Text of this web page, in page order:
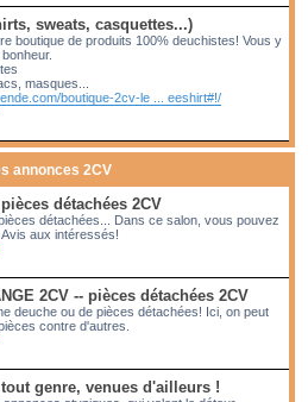
sweats, casquettes...)
boutique de produits 100% deuchistes! Vous y
masques...
boutique-2cv-le ... eeshirt#!/
annonces 2CV
détachées 2CV
détachées... Dans ce salon, vous pouvez
aux intéressés!
2CV -- pièces détachées 2CV
deuche ou de pièces détachées! Ici, on peut
contre d'autres.
genre, venues d'ailleurs !